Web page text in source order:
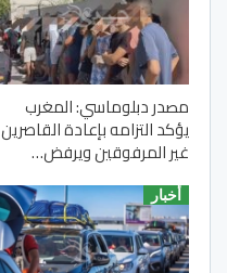
مصدر دبلوماسي: المغرب
يؤكد التزامه بإعادة القاصرين
غير المرفوقين ويرفض…
أخبار